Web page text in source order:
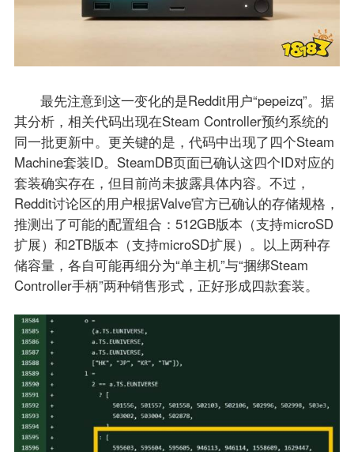
最先注意到这一变化的是Reddit用户“pepeizq”。据
其分析，相关代码出现在Steam Controller预约系统的
同一批更新中。更关键的是，代码中出现了四个Steam
Machine套装ID。SteamDB页面已确认这四个ID对应的
套装确实存在，但目前尚未披露具体内容。不过，
Reddit讨论区的用户根据Valve官方已确认的存储规格，
推测出了可能的配置组合：512GB版本（支持microSD
扩展）和2TB版本（支持microSD扩展）。以上两种存
储容量，各自可能再细分为“单主机”与“捆绑Steam
Controller手柄”两种销售形式，正好形成四款套装。